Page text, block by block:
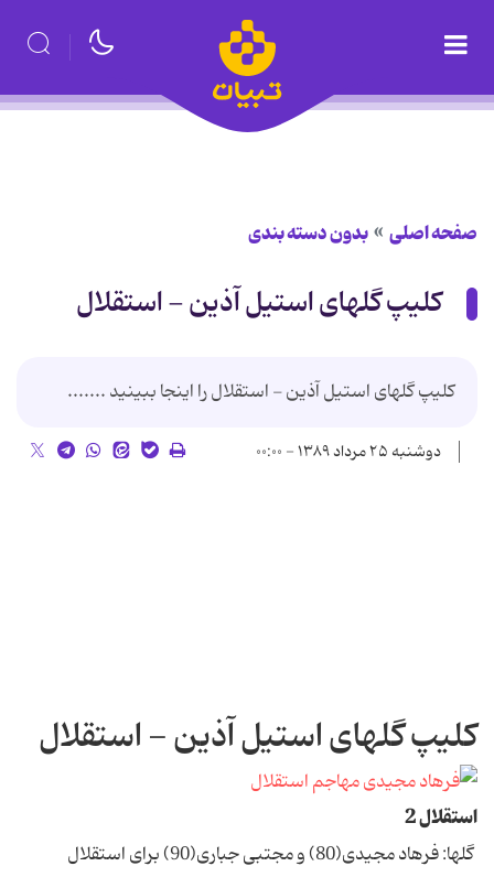
صفحه اصلی بدون دسته بندی
کلیپ گلهای استیل آذین - استقلال
کلیپ گلهای استیل آذین - استقلال را اینجا ببینید .......
دوشنبه ۲۵ مرداد ۱۳۸۹ - ۰۰:۰۰
کلیپ گلهای استیل آذین - استقلال
استقلال 2
گلها: فرهاد مجیدی(80) و مجتبی جباری(90) برای استقلال